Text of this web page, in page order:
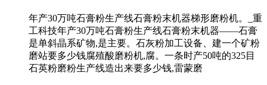
年产30万吨石膏粉生产线石膏粉末机器梯形磨粉机。_重
工科技年产30万吨石膏粉生产线石膏粉末机器——石膏
是单斜晶系矿物,是主要。石灰粉加工设备、建一个矿粉
磨站要多少钱腐殖酸磨粉机,腐。一条时产50吨的325目
石英粉磨粉生产线造出来要多少钱,雷蒙磨